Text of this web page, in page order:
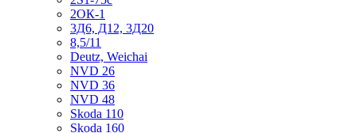
2ОК-1
3Д6, Д12, 3Д20
8,5/11
Deutz, Weichai
NVD 26
NVD 36
NVD 48
Skoda 110
Skoda 160